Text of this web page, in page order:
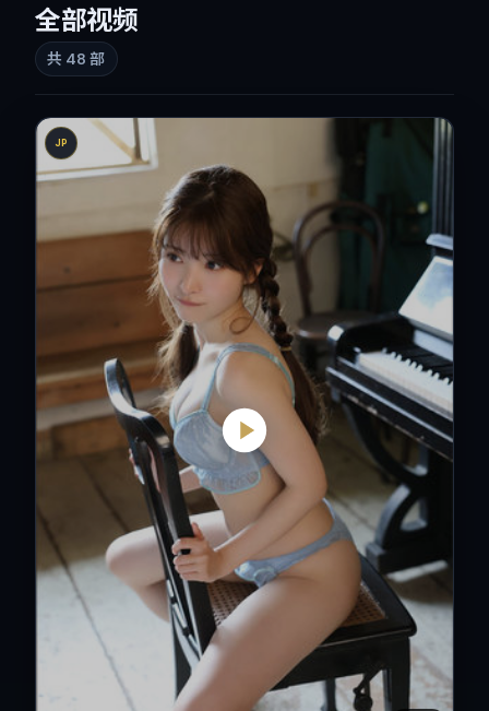
全部视频
共 48 部
JP